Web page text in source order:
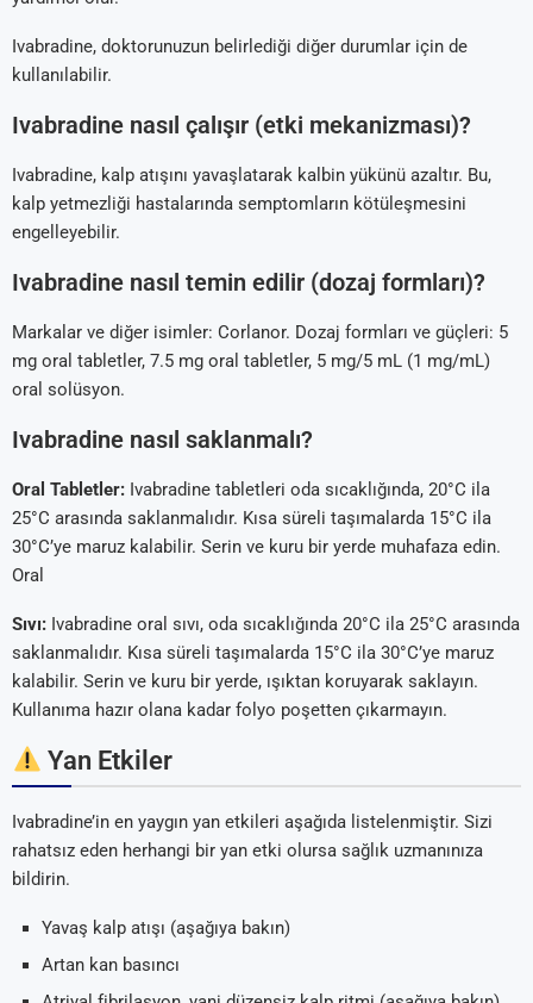
Ivabradine, doktorunuzun belirlediği diğer durumlar için de
kullanılabilir.
Ivabradine nasıl çalışır (etki mekanizması)?
Ivabradine, kalp atışını yavaşlatarak kalbin yükünü azaltır. Bu,
kalp yetmezliği hastalarında semptomların kötüleşmesini
engelleyebilir.
Ivabradine nasıl temin edilir (dozaj formları)?
Markalar ve diğer isimler: Corlanor. Dozaj formları ve güçleri: 5
mg oral tabletler, 7.5 mg oral tabletler, 5 mg/5 mL (1 mg/mL)
oral solüsyon.
Ivabradine nasıl saklanmalı?
Oral Tabletler: Ivabradine tabletleri oda sıcaklığında, 20°C ila
25°C arasında saklanmalıdır. Kısa süreli taşımalarda 15°C ila
30°C’ye maruz kalabilir. Serin ve kuru bir yerde muhafaza edin.
Oral
Sıvı: Ivabradine oral sıvı, oda sıcaklığında 20°C ila 25°C arasında
saklanmalıdır. Kısa süreli taşımalarda 15°C ila 30°C’ye maruz
kalabilir. Serin ve kuru bir yerde, ışıktan koruyarak saklayın.
Kullanıma hazır olana kadar folyo poşetten çıkarmayın.
Yan Etkiler
Ivabradine’in en yaygın yan etkileri aşağıda listelenmiştir. Sizi
rahatsız eden herhangi bir yan etki olursa sağlık uzmanınıza
bildirin.
Yavaş kalp atışı (aşağıya bakın)
Artan kan basıncı